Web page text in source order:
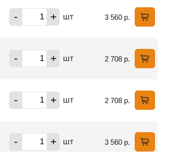
- + шт 3 560 р.
- + шт 2 708 р.
- + шт 2 708 р.
- + шт 3 560 р.